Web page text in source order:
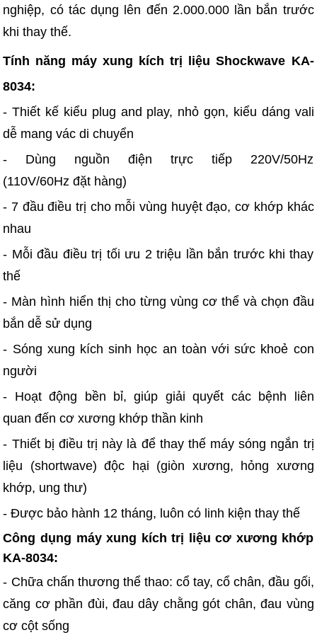
nghiệp, có tác dụng lên đến 2.000.000 lần bắn trước
khi thay thế.
Tính năng máy xung kích trị liệu Shockwave KA-
8034:
- Thiết kế kiểu plug and play, nhỏ gọn, kiểu dáng vali
dễ mang vác di chuyển
- Dùng nguồn điện trực tiếp 220V/50Hz
(110V/60Hz đặt hàng)
- 7 đầu điều trị cho mỗi vùng huyệt đạo, cơ khớp khác
nhau
- Mỗi đầu điều trị tối ưu 2 triệu lần bắn trước khi thay
thế
- Màn hình hiển thị cho từng vùng cơ thể và chọn đầu
bắn dễ sử dụng
- Sóng xung kích sinh học an toàn với sức khoẻ con
người
- Hoạt động bền bỉ, giúp giải quyết các bệnh liên
quan đến cơ xương khớp thần kinh
- Thiết bị điều trị này là để thay thế máy sóng ngắn trị
liệu (shortwave) độc hại (giòn xương, hỏng xương
khớp, ung thư)
- Được bảo hành 12 tháng, luôn có linh kiện thay thế
Công dụng máy xung kích trị liệu cơ xương khớp
KA-8034:
- Chữa chấn thương thể thao: cổ tay, cổ chân, đầu gối,
căng cơ phần đùi, đau dây chằng gót chân, đau vùng
cơ cột sống